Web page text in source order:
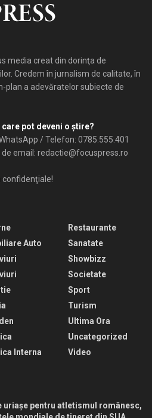
media creat din dorinţa de
Credem în jurnalism de calitate, în
plan a adevăratelor subiecte de
pot deveni o ştire?
/ Telefon: 0785.555.401
email: redactie@focuspress.ro
confidenţiale!
Auto
Interna
Restaurante
Sanatate
Showbizz
Societate
Sport
Turism
Ultima Ora
Uncategorized
Video
uriașe pentru atletismul românesc,